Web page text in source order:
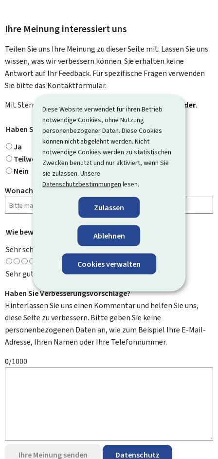
Diese Website verwendet für ihren Betrieb
notwendige Cookies, ohne Nutzung
personenbezogener Daten. Diese Cookies
können nicht abgelehnt werden. Nicht
notwendige Cookies werden zu statistischen
Zwecken benutzt und nur aktiviert, wenn Sie
sie zulassen. Unsere
Datenschutzbestimmungen lesen.
Zulassen
Ablehnen
Cookies verwalten
Ihre Meinung interessiert uns
Teilen Sie uns Ihre Meinung zu dieser Seite mit. Lassen Sie uns
wissen, was wir verbessern können. Sie erhalten keine
Antwort auf Ihr Feedback. Für spezifische Fragen verwenden
Sie bitte das Kontaktformular.
Mit Stern gekennzeichnete Felder ( * ) sind Pflichtfelder.
Haben Sie gefunden, wonach Sie gesucht haben?
Ja
Teilweise
Nein
Wonach haben Sie gesucht?
Wie bewerten Sie diese Seite? *
Sehr schlecht
Sehr gut
Haben Sie Verbesserungsvorschläge?
Hinterlassen Sie uns einen Kommentar und helfen Sie uns,
diese Seite zu verbessern. Bitte geben Sie keine
personenbezogenen Daten an, wie zum Beispiel Ihre E-Mail-
Adresse, Ihren Namen oder Ihre Telefonnummer.
0/1000
Ihre Meinung senden Datenschutz